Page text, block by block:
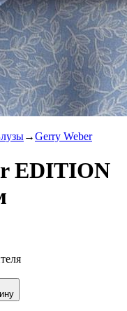
Gerry Weber
EDITION